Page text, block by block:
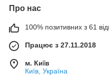
Про нас
100% позитивних з 61
Працює з 27.11.2018
м. Київ
Київ, Україна